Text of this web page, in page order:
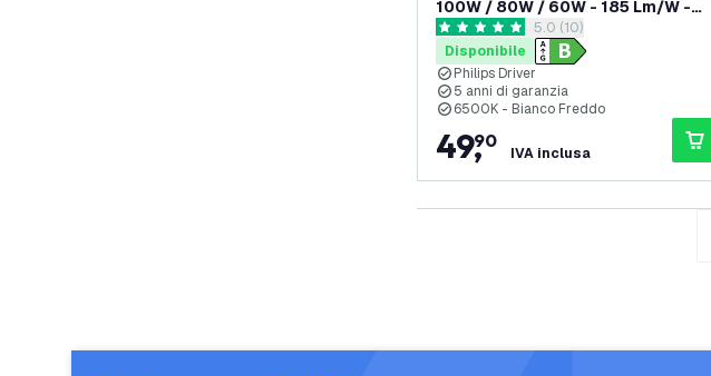
100W / 80W / 60W - 185 Lm/W -
6500K - IP65 - Dimmerabile - 90° -
5 anni di garanzia
apri il cassetto delle
5 stelle di valutazione
5.0 (10)
Disponibile
Philips Driver
5 anni di garanzia
6500K - Bianco Freddo
49,
90
IVA inclusa